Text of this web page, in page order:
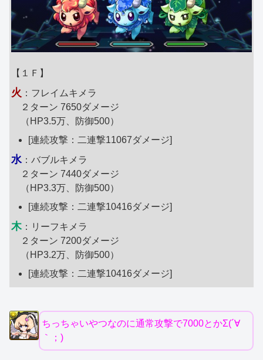
【１Ｆ】
火 ：フレイムキメラ
２ターン 7650ダメージ
（HP3.5万、防御500）
[連続攻撃：二連撃11067ダメージ]
水 ：バブルキメラ
２ターン 7440ダメージ
（HP3.3万、防御500）
[連続攻撃：二連撃10416ダメージ]
木：リーフキメラ
２ターン 7200ダメージ
（HP3.2万、防御500）
[連続攻撃：二連撃10416ダメージ]
ちっちゃいやつなのに通常攻撃で7000とかΣ(´∀
｀；)